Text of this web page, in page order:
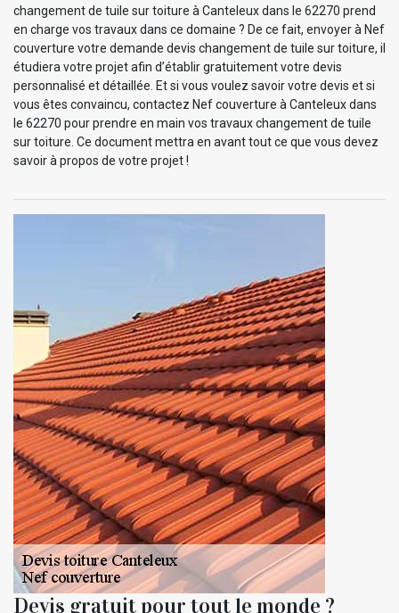
changement de tuile sur toiture à Canteleux dans le 62270 prend
en charge vos travaux dans ce domaine ? De ce fait, envoyer à Nef
couverture votre demande devis changement de tuile sur toiture, il
étudiera votre projet afin d’établir gratuitement votre devis
personnalisé et détaillée. Et si vous voulez savoir votre devis et si
vous êtes convaincu, contactez Nef couverture à Canteleux dans
le 62270 pour prendre en main vos travaux changement de tuile
sur toiture. Ce document mettra en avant tout ce que vous devez
savoir à propos de votre projet !
Devis gratuit pour tout le monde ?